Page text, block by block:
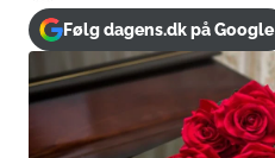
Følg dagens.dk på Google